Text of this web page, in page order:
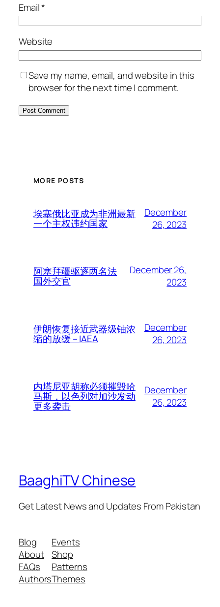
Email*
Website
Save my name, email, and website in this
browser for the next time I comment.
MORE POSTS
埃塞俄比亚成为非洲最新
一个主权违约国家
December
26, 2023
阿塞拜疆驱逐两名法
国外交官
December 26,
2023
伊朗恢复接近武器级铀浓
缩的放缓 – IAEA
December
26, 2023
内塔尼亚胡称必须摧毁哈
马斯，以色列对加沙发动
更多袭击
December
26, 2023
BaaghiTV Chinese
Get Latest News and Updates From Pakistan
Blog
About
FAQs
Authors
Events
Shop
Patterns
Themes